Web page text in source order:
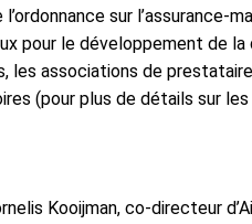
sur l’assurance-
le développement de la
associations de
(pour plus de détails sur
Kooijman, co-directeur